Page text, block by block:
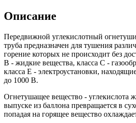
Описание
Передвижной углекислотный
труба предназначен для тушения
горение которых не происходит без
В - жидкие вещества, класса С -
класса Е - электроустановки,
до 1000 В.
Огнетушащее вещество - углекислота
выпуске из баллона превращается в
попадая на горящее вещество